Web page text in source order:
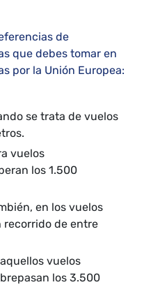
de
que debes tomar en
por la Unión Europea:
se trata de vuelos
vuelos
los 1.500
en los vuelos
de entre
vuelos
los 3.500